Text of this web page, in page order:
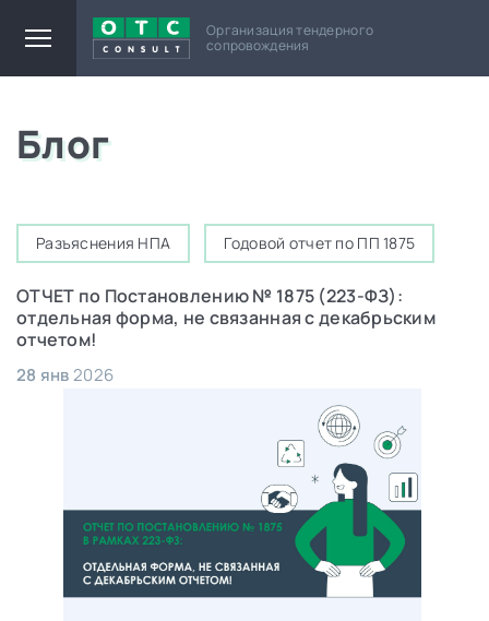
Организация тендерного
сопровождения
Блог
Разъяснения НПА Годовой отчет по ПП 1875
ОТЧЕТ по Постановлению № 1875 (223-ФЗ):
отдельная форма, не связанная с декабрьским
отчетом!
28 янв2026